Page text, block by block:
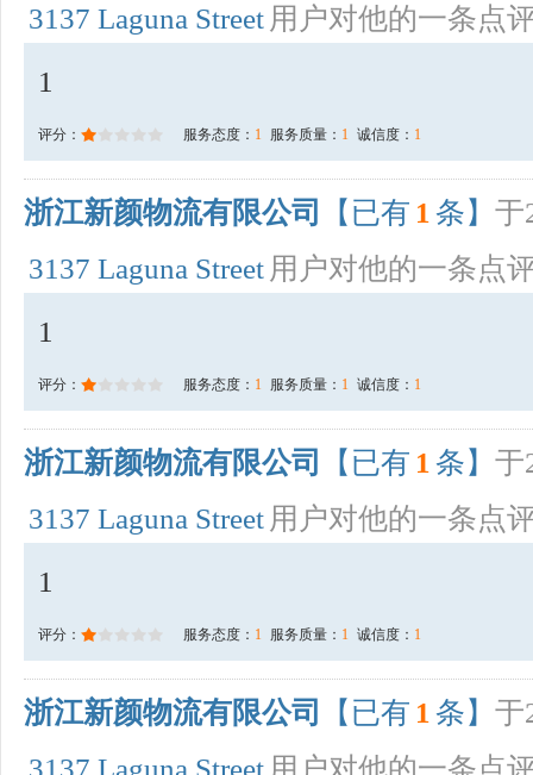
3137 Laguna Street 用户对他的一条点
1
评分： 服务态度： 1 服务质量： 1 诚信度： 1
浙江新颜物流有限公司 【已有 1 条】 于
3137 Laguna Street 用户对他的一条点
1
评分： 服务态度： 1 服务质量： 1 诚信度： 1
浙江新颜物流有限公司 【已有 1 条】 于
3137 Laguna Street 用户对他的一条点
1
评分： 服务态度： 1 服务质量： 1 诚信度： 1
浙江新颜物流有限公司 【已有 1 条】 于
3137 Laguna Street 用户对他的一条点